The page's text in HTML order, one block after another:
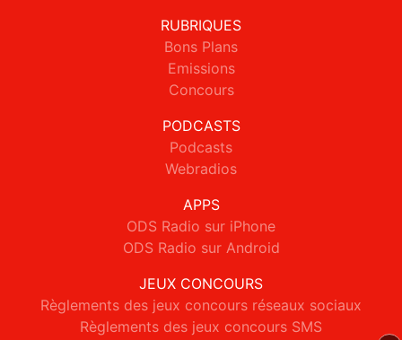
RUBRIQUES
Bons Plans
Emissions
Concours
PODCASTS
Podcasts
Webradios
APPS
ODS Radio sur iPhone
ODS Radio sur Android
JEUX CONCOURS
Règlements des jeux concours réseaux sociaux
Règlements des jeux concours SMS